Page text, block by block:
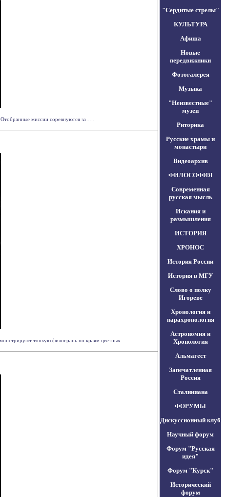
миссии соревнуются за . . .
тонкую филигрань по краям цветных . . .
"Сердитые стрелы"
КУЛЬТУРА
Афиша
Новые
передвижники
Фотогалерея
Музыка
"Неизвестные"
музеи
Риторика
Русские храмы и
монастыри
Видеоархив
ФИЛОСОФИЯ
Современная
русская мысль
Искания и
размышления
ИСТОРИЯ
ХРОНОС
История России
История в МГУ
Слово о полку
Игореве
Хронология и
парахронология
Астрономия и
Хронология
Альмагест
Запечатленная
Россия
Сталиниана
ФОРУМЫ
Дискуссионный клуб
Научный форум
Форум "Русская
идея"
Форум "Курск"
Исторический
форум